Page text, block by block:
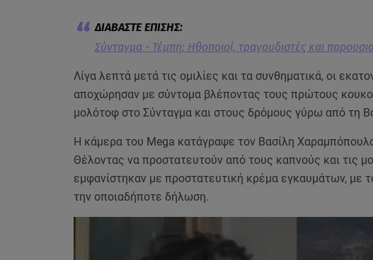
Σύνταγμα - Τέμπη: Ηθοποιοί, τραγουδιστές και
Λίγα λεπτά μετά τις ομιλίες και τα συνθηματικά, οι
αποχώρησαν με σύντομα βλέποντας τους πρώτους
μολότοφ στο Σύνταγμα και στους δρόμους γύρω από τη
Η κάμερα του Mega κατάγραψε τον Βασίλη
Θέλοντας να προστατευτούν από τους καπνούς και τις
εμφανίστηκαν με προστατευτική κρέμα εγκαυμάτων, με
την οποιαδήποτε δήλωση.